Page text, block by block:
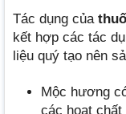
Tác dụng của
kết hợp các tác
liệu quý tạo nên
Mộc hương
các hoạt